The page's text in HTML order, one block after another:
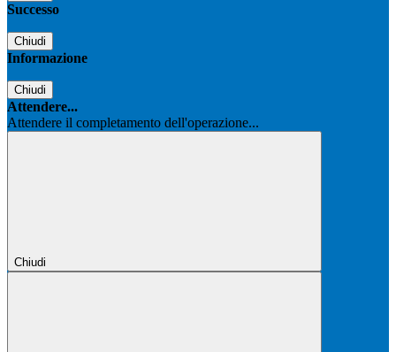
Successo
Chiudi
Informazione
Chiudi
Attendere...
Attendere il completamento dell'operazione...
Chiudi